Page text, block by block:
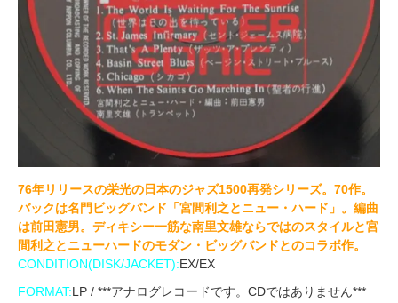
76年リリースの栄光の日本のジャズ1500再発シリーズ。70作。
バックは名門ビッグバンド「宮間利之とニュー・ハード」。編曲
は前田憲男。ディキシー一筋な南里文雄ならではのスタイルと宮
間利之とニューハードのモダン・ビッグバンドとのコラボ作。
CONDITION(DISK/JACKET):EX/EX
FORMAT:LP / ***アナログレコードです。CDではありません***